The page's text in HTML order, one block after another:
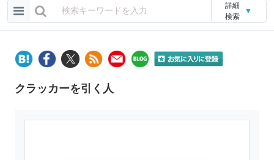
詳細
検索
▼
クラッカーを引く人